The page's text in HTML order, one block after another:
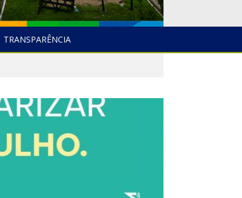
TRANSPARÊNCIA